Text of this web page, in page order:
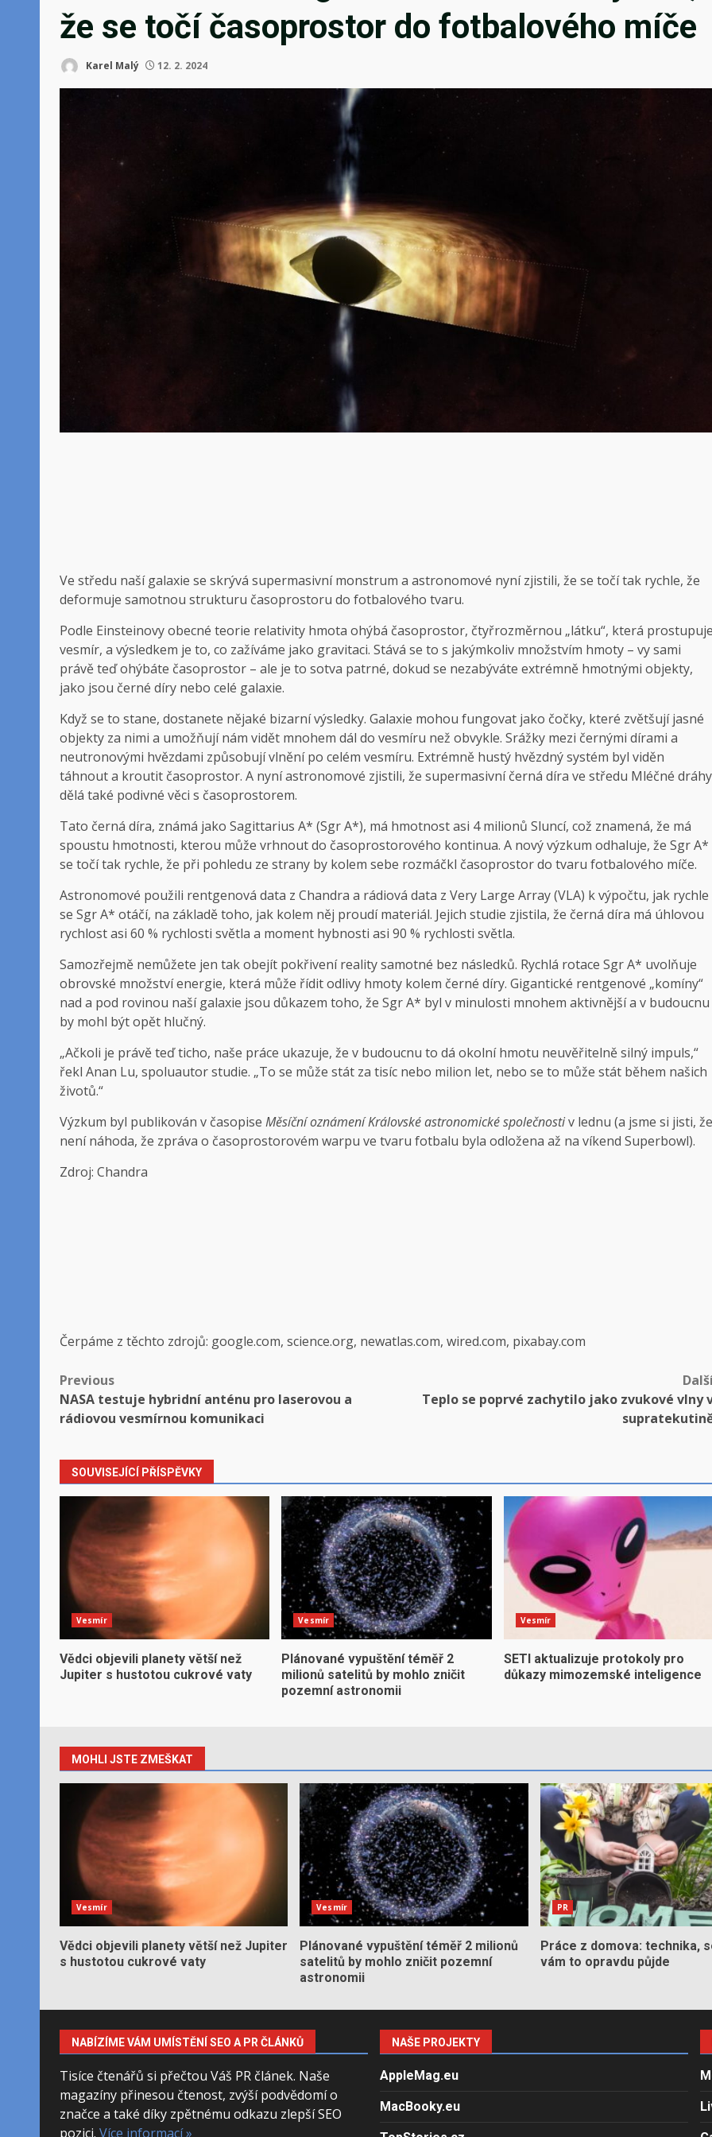
že se točí časoprostor do fotbalového míče
Karel Malý 12. 2. 2024
Ve středu naší galaxie se skrývá supermasivní monstrum a astronomové nyní zjistili, že se točí tak rychle, že
deformuje samotnou strukturu časoprostoru do fotbalového tvaru.
Podle Einsteinovy ​​obecné teorie relativity hmota ohýbá časoprostor, čtyřrozměrnou „látku“, která prostupuje
vesmír, a výsledkem je to, co zažíváme jako gravitaci. Stává se to s jakýmkoliv množstvím hmoty – vy sami
právě teď ohýbáte časoprostor – ale je to sotva patrné, dokud se nezabýváte extrémně hmotnými objekty,
jako jsou černé díry nebo celé galaxie.
Když se to stane, dostanete nějaké bizarní výsledky. Galaxie mohou fungovat jako čočky, které zvětšují jasné
objekty za nimi a umožňují nám vidět mnohem dál do vesmíru než obvykle. Srážky mezi černými dírami a
neutronovými hvězdami způsobují vlnění po celém vesmíru. Extrémně hustý hvězdný systém byl viděn
táhnout a kroutit časoprostor. A nyní astronomové zjistili, že supermasivní černá díra ve středu Mléčné dráhy
dělá také podivné věci s časoprostorem.
Tato černá díra, známá jako Sagittarius A* (Sgr A*), má hmotnost asi 4 milionů Sluncí, což znamená, že má
spoustu hmotnosti, kterou může vrhnout do časoprostorového kontinua. A nový výzkum odhaluje, že Sgr A*
se točí tak rychle, že při pohledu ze strany by kolem sebe rozmáčkl časoprostor do tvaru fotbalového míče.
Astronomové použili rentgenová data z Chandra a rádiová data z Very Large Array (VLA) k výpočtu, jak rychle
se Sgr A* otáčí, na základě toho, jak kolem něj proudí materiál. Jejich studie zjistila, že černá díra má úhlovou
rychlost asi 60 % rychlosti světla a moment hybnosti asi 90 % rychlosti světla.
Samozřejmě nemůžete jen tak obejít pokřivení reality samotné bez následků. Rychlá rotace Sgr A* uvolňuje
obrovské množství energie, která může řídit odlivy hmoty kolem černé díry. Gigantické rentgenové „komíny“
nad a pod rovinou naší galaxie jsou důkazem toho, že Sgr A* byl v minulosti mnohem aktivnější a v budoucnu
by mohl být opět hlučný.
„Ačkoli je právě teď ticho, naše práce ukazuje, že v budoucnu to dá okolní hmotu neuvěřitelně silný impuls,“
řekl Anan Lu, spoluautor studie. „To se může stát za tisíc nebo milion let, nebo se to může stát během našich
životů.“
Výzkum byl publikován v časopise Měsíční oznámení Královské astronomické společnostiv lednu (a jsme si jisti, že
není náhoda, že zpráva o časoprostorovém warpu ve tvaru fotbalu byla odložena až na víkend Superbowl).
Zdroj: Chandra
Čerpáme z těchto zdrojů: google.com, science.org, newatlas.com, wired.com, pixabay.com
Post
navigation
Previous
NASA testuje hybridní anténu pro laserovou a
rádiovou vesmírnou komunikaci
Teplo se poprvé zachytilo jako zvukové vlny
SOUVISEJÍCÍ PŘÍSPĚVKY
Vesmír
Vědci objevili planety větší než
Jupiter s hustotou cukrové vaty
Vesmír
Plánované vypuštění téměř 2
milionů satelitů by mohlo zničit
pozemní astronomii
Vesmír
SETI aktualizuje protokoly pro
důkazy mimozemské inteligence
MOHLI JSTE ZMEŠKAT
Vesmír
Vědci objevili planety větší než Jupiter
s hustotou cukrové vaty
Vesmír
Plánované vypuštění téměř 2 milionů
satelitů by mohlo zničit pozemní
astronomii
PR
Práce z domova: technika,
vám to opravdu půjde
NABÍZÍME VÁM UMÍSTĚNÍ SEO A PR ČLÁNKŮ
Tisíce čtenářů si přečtou Váš PR článek. Naše
magazíny přinesou čtenost, zvýší podvědomí o
značce a také díky zpětnému odkazu zlepší SEO
pozici. Více informací »
NAŠE PROJEKTY
AppleMag.eu
MacBooky.eu